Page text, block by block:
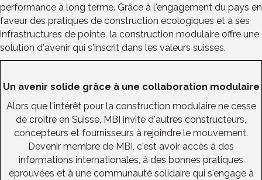
performance à long terme. Grâce à l'engagement du pays en
faveur des pratiques de construction écologiques et à ses
infrastructures de pointe, la construction modulaire offre une
solution d'avenir qui s'inscrit dans les valeurs suisses.
Un avenir solide grâce à une collaboration modulaire
Alors que l'intérêt pour la construction modulaire ne cesse
de croître en Suisse, MBI invite d'autres constructeurs,
concepteurs et fournisseurs à rejoindre le mouvement.
Devenir membre de MBI, c'est avoir accès à des
informations internationales, à des bonnes pratiques
éprouvées et à une communauté solidaire qui s'engage à